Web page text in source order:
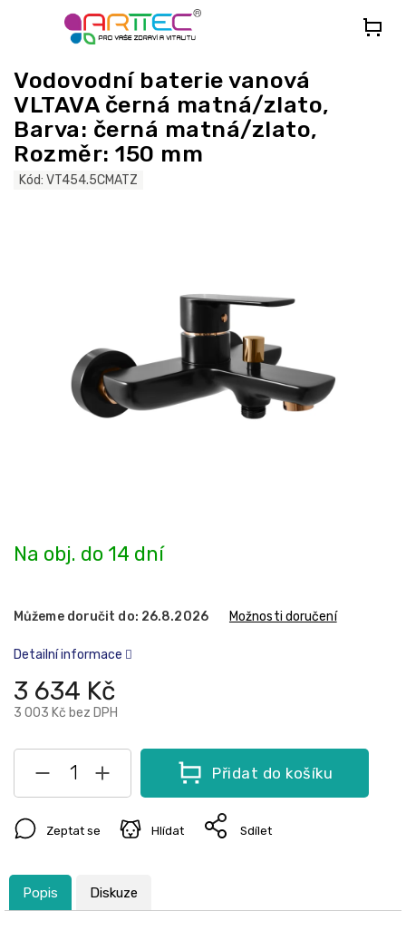
Vodovodní baterie vanová
VLTAVA černá matná/zlato,
Barva: černá matná/zlato,
Rozměr: 150 mm
Kód: VT454.5CMATZ
3 634 Kč
3 003 Kč bez DPH
Na obj. do 14 dní
Můžeme doručit do: 26.8.2026 Možnosti doručení
Přidat do košíku
Detailní informace
Zeptat se Hlídat Sdílet
Popis Diskuze